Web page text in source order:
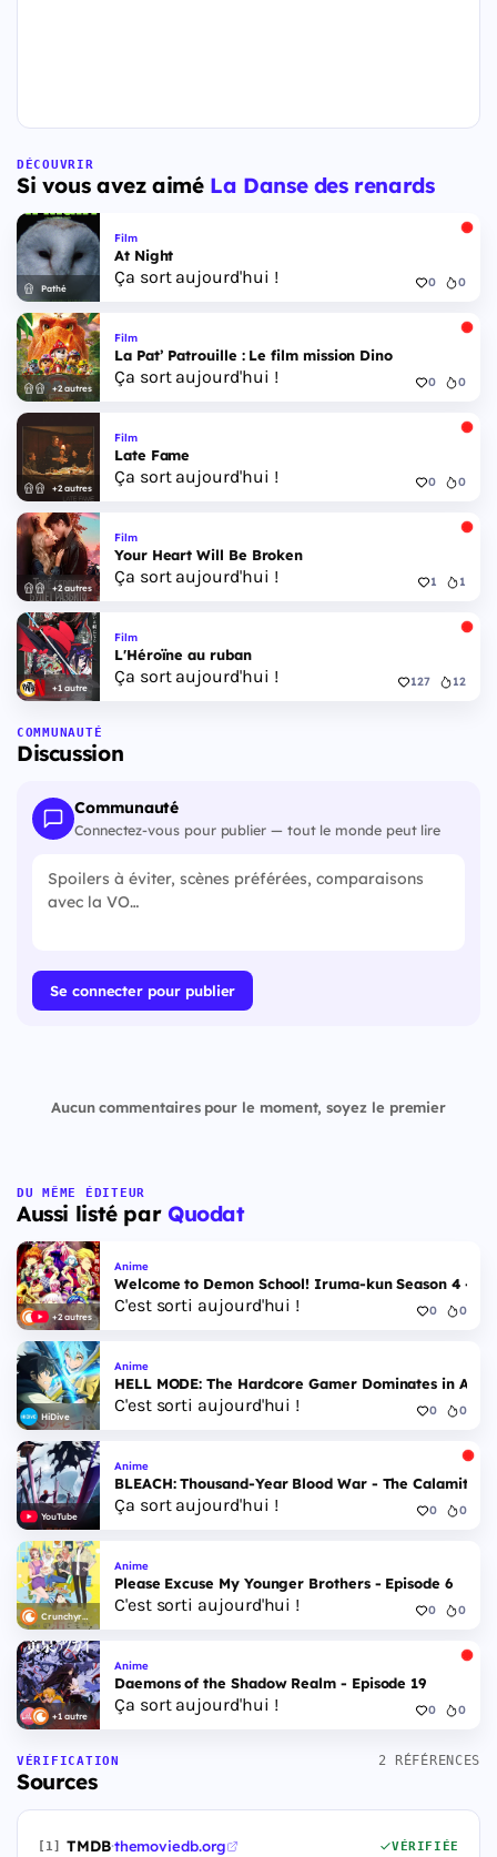
DÉCOUVRIR
Si vous avez aimé La Danse des renards
Pathé
Film
At Night
Ça sort aujourd'hui ! 0 0
+2 autres
Film
La Pat’ Patrouille : Le film mission Dino
Ça sort aujourd'hui ! 0 0
+2 autres
Film
Late Fame
Ça sort aujourd'hui ! 0 0
+2 autres
Film
Your Heart Will Be Broken
Ça sort aujourd'hui ! 1 1
+1 autre
Film
L'Héroïne au ruban
Ça sort aujourd'hui ! 127 12
COMMUNAUTÉ
Discussion
Communauté
Connectez-vous pour publier — tout le monde peut lire
Se connecter pour publier
Aucun commentaires pour le moment, soyez le premier
DU MÊME ÉDITEUR
Aussi listé par Quodat
+2 autres
Anime
Welcome to Demon School! Iruma-kun Season 4 -
C'est sorti aujourd'hui ! 0 0
HiDive
Anime
HELL MODE: The Hardcore Gamer Dominates in
C'est sorti aujourd'hui ! 0 0
YouTube
Anime
BLEACH: Thousand-Year Blood War - The Calamity -
Ça sort aujourd'hui ! 0 0
Crunchyroll
Anime
Please Excuse My Younger Brothers - Episode 6
C'est sorti aujourd'hui ! 0 0
+1 autre
Anime
Daemons of the Shadow Realm - Episode 19
Ça sort aujourd'hui ! 0 0
VÉRIFICATION
Sources
2 RÉFÉRENCES
[1] TMDB·themoviedb.org VÉRIFIÉE